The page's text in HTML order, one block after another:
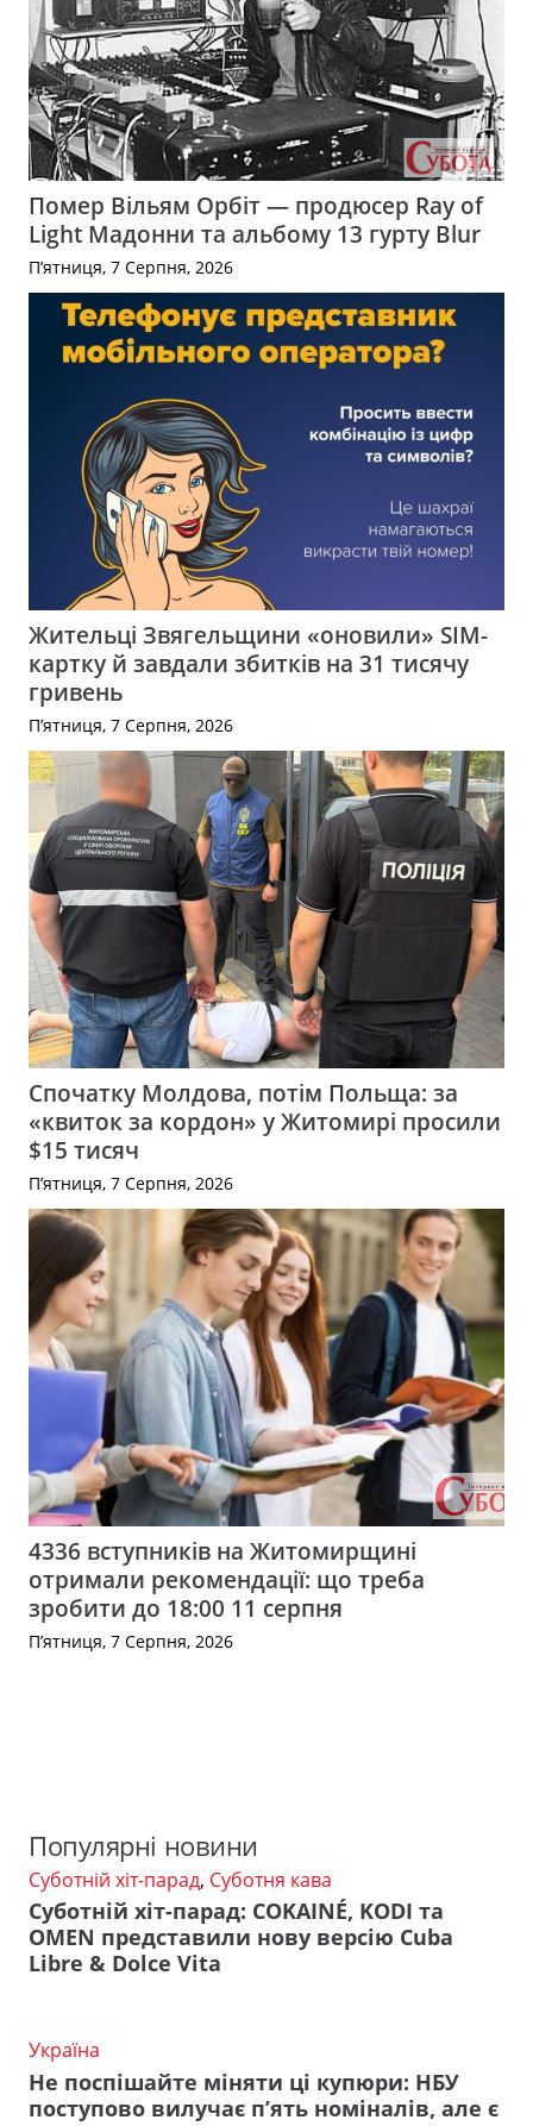
Помер Вільям Орбіт — продюсер Ray of
Light Мадонни та альбому 13 гурту Blur
П’ятниця, 7 Серпня, 2026
Жительці Звягельщини «оновили» SIM-
картку й завдали збитків на 31 тисячу
гривень
П’ятниця, 7 Серпня, 2026
Спочатку Молдова, потім Польща: за
«квиток за кордон» у Житомирі просили
$15 тисяч
П’ятниця, 7 Серпня, 2026
4336 вступників на Житомирщині
отримали рекомендації: що треба
зробити до 18:00 11 серпня
П’ятниця, 7 Серпня, 2026
Популярні новини
Суботній хіт-парад, Суботня кава
Суботній хіт-парад: COKAINÉ, KODI та
OMEN представили нову версію Cuba
Libre & Dolce Vita
Україна
Не поспішайте міняти ці купюри: НБУ
поступово вилучає п’ять номіналів, але є